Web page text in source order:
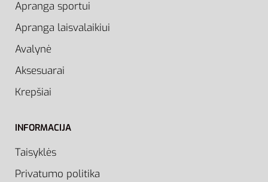
Apranga sportui
Apranga laisvalaikiui
Avalynė
Aksesuarai
Krepšiai
INFORMACIJA
Taisyklės
Privatumo politika